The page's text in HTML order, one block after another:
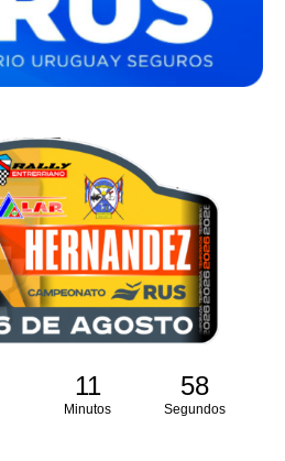
11
Minutos
57
Segundos